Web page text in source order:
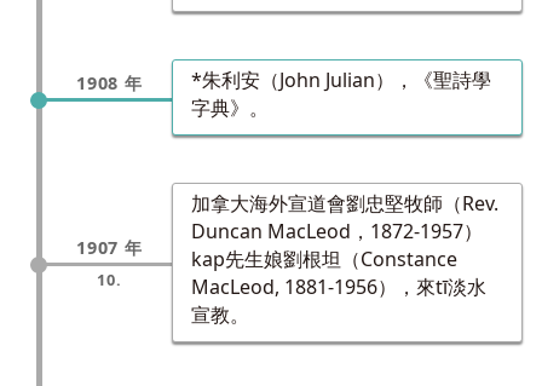
1908 年
*朱利安（John Julian），《聖詩學
字典》。
1907 年
10.
加拿大海外宣道會劉忠堅牧師（Rev.
Duncan MacLeod，1872-1957）
kap先生娘劉根坦（Constance
MacLeod, 1881-1956），來tī淡水
宣教。